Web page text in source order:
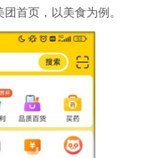
首页，以美食为例。